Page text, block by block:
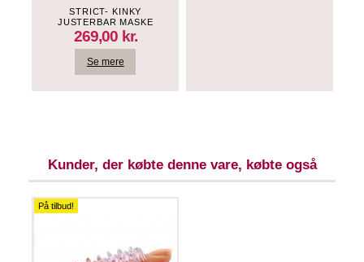
STRICT- KINKY
JUSTERBAR MASKE
SELE + GAGBALL
269,00 kr.
Se mere
Kunder, der købte denne vare, købte også
På tilbud!